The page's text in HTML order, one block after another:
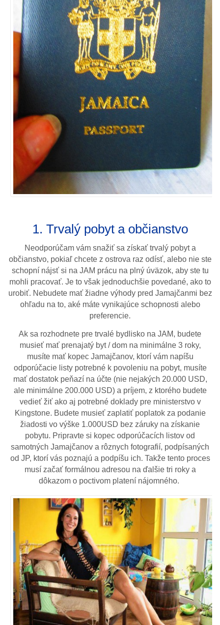
1. Trvalý pobyt a občianstvo
Neodporúčam vám snažiť sa získať trvalý pobyt a
občianstvo, pokiaľ chcete z ostrova raz odísť, alebo nie ste
schopní nájsť si na JAM prácu na plný úväzok, aby ste tu
mohli pracovať. Je to však jednoduchšie povedané, ako to
urobiť. Nebudete mať žiadne výhody pred Jamajčanmi bez
ohľadu na to, aké máte vynikajúce schopnosti alebo
preferencie.
Ak sa rozhodnete pre trvalé bydlisko na JAM, budete
musieť mať prenajatý byt / dom na minimálne 3 roky,
musíte mať kopec Jamajčanov, ktorí vám napíšu
odporúčacie listy potrebné k povoleniu na pobyt, musíte
mať dostatok peňazí na účte (nie nejakých 20.000 USD,
ale minimálne 200.000 USD) a príjem, z ktorého budete
vedieť žiť ako aj potrebné doklady pre ministerstvo v
Kingstone. Budete musieť zaplatiť poplatok za podanie
žiadosti vo výške 1.000USD bez záruky na získanie
pobytu. Pripravte si kopec odporúčacích listov od
samotných Jamajčanov a rôznych fotografií, podpísaných
od JP, ktorí vás poznajú a podpíšu ich. Takže tento proces
musí začať formálnou adresou na ďalšie tri roky a
dôkazom o poctivom platení nájomného.